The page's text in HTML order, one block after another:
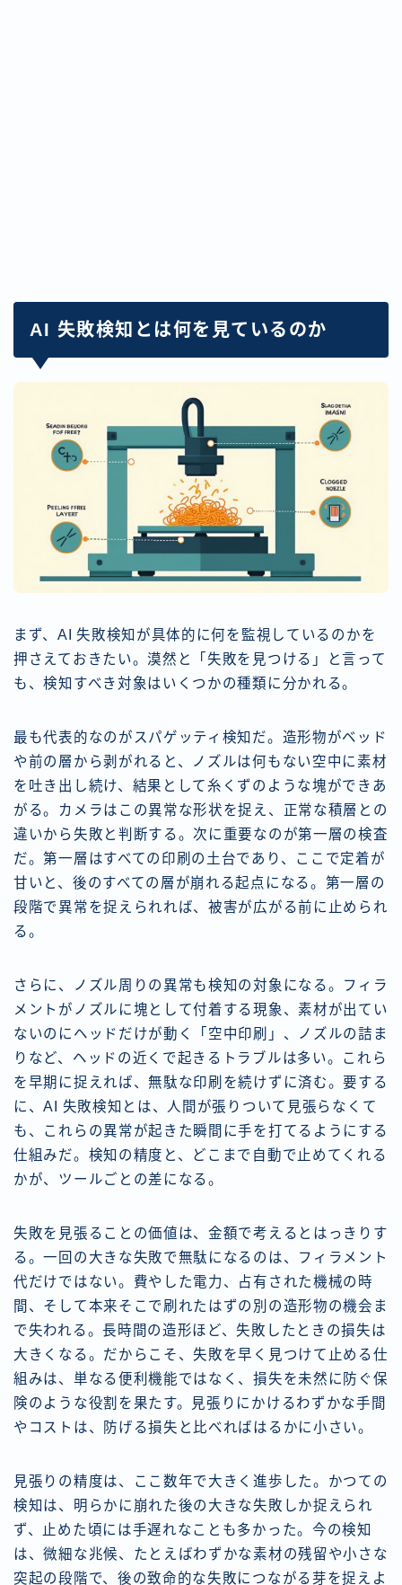
AI 失敗検知とは何を見ているのか
まず、AI 失敗検知が具体的に何を監視しているのかを
押さえておきたい。漠然と「失敗を見つける」と言って
も、検知すべき対象はいくつかの種類に分かれる。
最も代表的なのがスパゲッティ検知だ。造形物がベッド
や前の層から剥がれると、ノズルは何もない空中に素材
を吐き出し続け、結果として糸くずのような塊ができあ
がる。カメラはこの異常な形状を捉え、正常な積層との
違いから失敗と判断する。次に重要なのが第一層の検査
だ。第一層はすべての印刷の土台であり、ここで定着が
甘いと、後のすべての層が崩れる起点になる。第一層の
段階で異常を捉えられれば、被害が広がる前に止められ
る。
さらに、ノズル周りの異常も検知の対象になる。フィラ
メントがノズルに塊として付着する現象、素材が出てい
ないのにヘッドだけが動く「空中印刷」、ノズルの詰ま
りなど、ヘッドの近くで起きるトラブルは多い。これら
を早期に捉えれば、無駄な印刷を続けずに済む。要する
に、AI 失敗検知とは、人間が張りついて見張らなくて
も、これらの異常が起きた瞬間に手を打てるようにする
仕組みだ。検知の精度と、どこまで自動で止めてくれる
かが、ツールごとの差になる。
失敗を見張ることの価値は、金額で考えるとはっきりす
る。一回の大きな失敗で無駄になるのは、フィラメント
代だけではない。費やした電力、占有された機械の時
間、そして本来そこで刷れたはずの別の造形物の機会ま
で失われる。長時間の造形ほど、失敗したときの損失は
大きくなる。だからこそ、失敗を早く見つけて止める仕
組みは、単なる便利機能ではなく、損失を未然に防ぐ保
険のような役割を果たす。見張りにかけるわずかな手間
やコストは、防げる損失と比べればはるかに小さい。
見張りの精度は、ここ数年で大きく進歩した。かつての
検知は、明らかに崩れた後の大きな失敗しか捉えられ
ず、止めた頃には手遅れなことも多かった。今の検知
は、微細な兆候、たとえばわずかな素材の残留や小さな
突起の段階で、後の致命的な失敗につながる芽を捉えよ